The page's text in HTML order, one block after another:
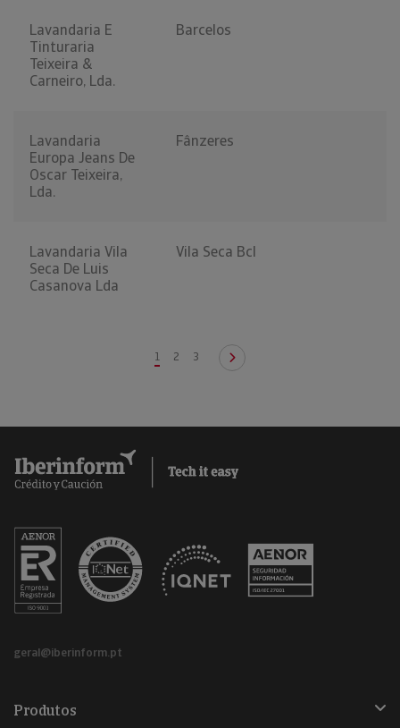
Lavandaria E
Tinturaria
Teixeira &
Carneiro, Lda.
Barcelos
Lavandaria
Europa Jeans De
Oscar Teixeira,
Lda.
Fânzeres
Lavandaria Vila
Seca De Luis
Casanova Lda
Vila Seca Bcl
1 2 3
geral@iberinform.pt
Produtos